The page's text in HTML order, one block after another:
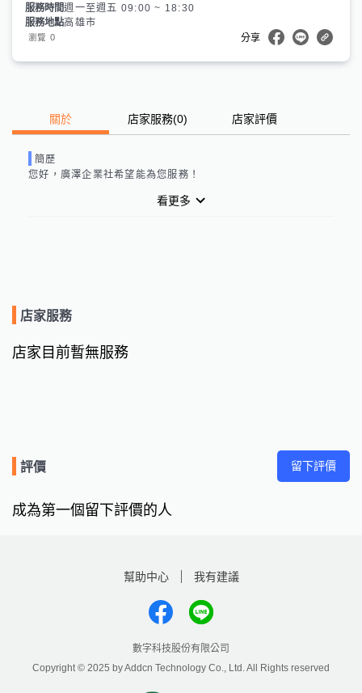
服務時間週一至週五 09:00 ~ 18:30
服務地點高雄市
瀏覽 0 分享
關於 店家服務(0) 店家評價
簡歷
您好， 廣澤企業社希望能為您服務！
看更多
店家服務
店家目前暫無服務
評價 留下評價
成為第一個留下評價的人
幫助中心 我有建議
數字科技股份有限公司
Copyright © 2025 by Addcn Technology Co., Ltd. All Rights reserved